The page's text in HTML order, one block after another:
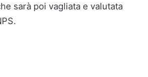
sarà poi vagliata e valutata